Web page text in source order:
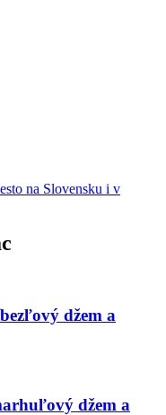
na Slovensku i v
džem a
džem a